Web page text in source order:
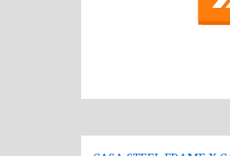
Navegação